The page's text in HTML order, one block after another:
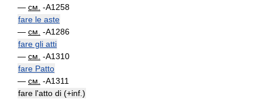
— см. -A1258
fare le aste
— см. -A1286
fare gli atti
— см. -A1310
fare Patto
— см. -A1311
fare l'atto di (+inf.)